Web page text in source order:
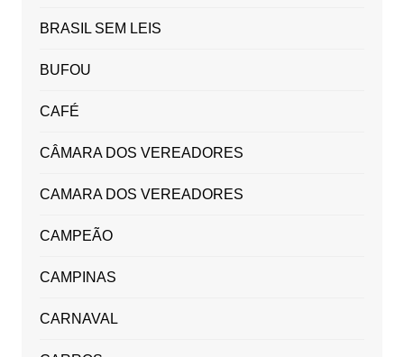
BRASIL SEM LEIS
BUFOU
CAFÉ
CÂMARA DOS VEREADORES
CAMARA DOS VEREADORES
CAMPEÃO
CAMPINAS
CARNAVAL